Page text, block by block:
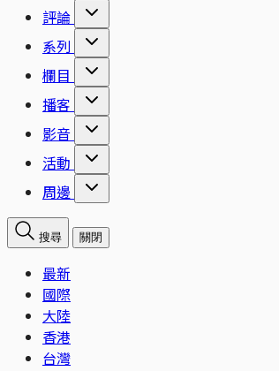
評論
系列
欄目
播客
影音
活動
周邊
搜尋 關閉
最新
國際
大陸
香港
台灣